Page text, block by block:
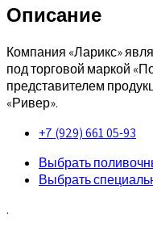
Описание
Компания «Ларикс»
под торговой маркой
представителем
«Ривер».
+7 (929) 661 05-93
Выбрать
Выбрать
.